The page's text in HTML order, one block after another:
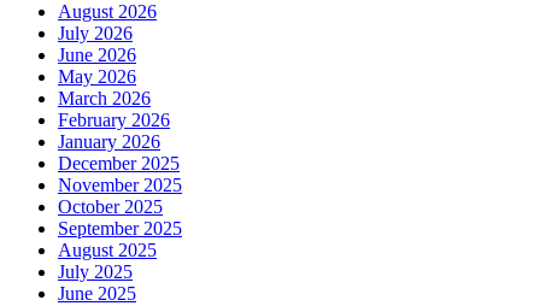
August 2026
July 2026
June 2026
May 2026
March 2026
February 2026
January 2026
December 2025
November 2025
October 2025
September 2025
August 2025
July 2025
June 2025